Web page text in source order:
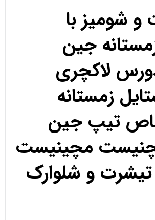
و شومیز با
جین
لاکچری
زمستانه
تیپ جین
مچینیست
و شلوارک